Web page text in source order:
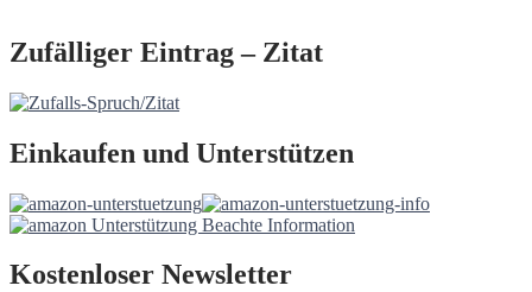
Zufälliger Eintrag – Zitat
Einkaufen und Unterstützen
Kostenloser Newsletter